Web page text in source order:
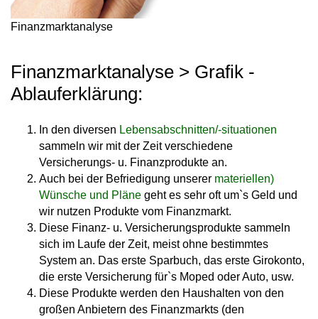
Finanzmarktanalyse
Finanzmarktanalyse > Grafik -
Ablauferklärung:
In den diversen Lebensabschnitten/-situationen
sammeln wir mit der Zeit verschiedene
Versicherungs- u. Finanzprodukte an.
Auch bei der Befriedigung unserer materiellen)
Wünsche und Pläne geht es sehr oft um`s Geld und
wir nutzen Produkte vom Finanzmarkt.
Diese Finanz- u. Versicherungsprodukte sammeln
sich im Laufe der Zeit, meist ohne bestimmtes
System an. Das erste Sparbuch, das erste Girokonto,
die erste Versicherung für`s Moped oder Auto, usw.
Diese Produkte werden den Haushalten von den
großen Anbietern des Finanzmarkts (den